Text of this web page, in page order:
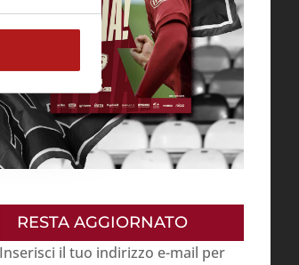
RESTA AGGIORNATO
Inserisci il tuo indirizzo e-mail per